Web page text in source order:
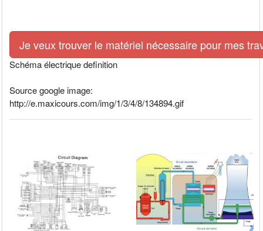
Je veux trouver le matériel nécessaire pour mes
Schéma électrique definition
Source google image:
http://e.maxicours.com/img/1/3/4/8/134894.gif